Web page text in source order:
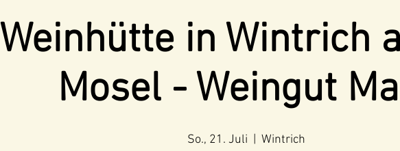
Weinhütte in Wintrich
Mosel - Weingut
So., 21. Juli Wintrich